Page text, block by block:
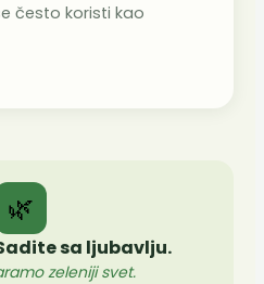
često koristi kao
🌿
sa ljubavlju.
zeleniji svet.